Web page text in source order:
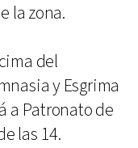
la zona.
del
y Esgrima
a Patronato de
las 14.